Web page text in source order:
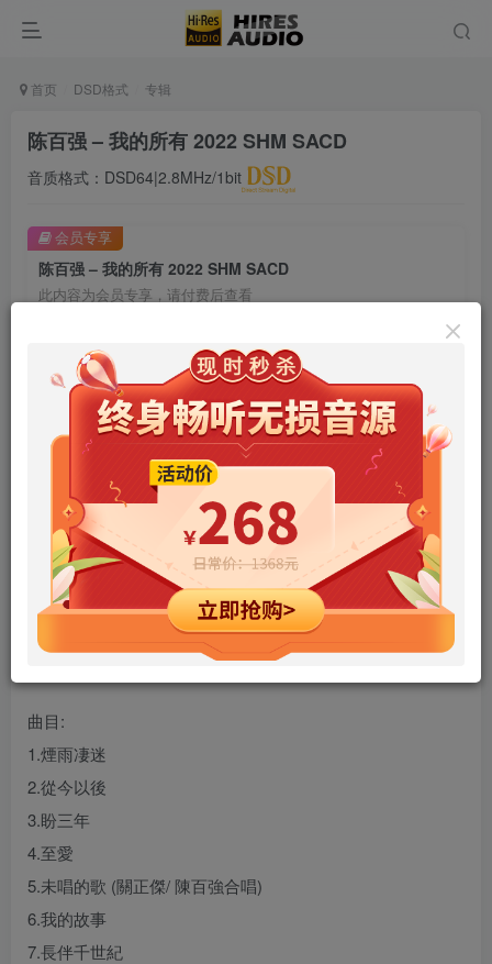
首页 DSD格式 专辑
陈百强 – 我的所有 2022 SHM SACD
音质格式：DSD64|2.8MHz/1bit
陈百强 – 我的所有 2022 SHM SACD
此内容为会员专享，请付费后查看
9.9 ￥99
年卡会员免费 永久会员免费
立即购买
您当前未登录！建议登陆后购买，可保存购买订单
会员专享
简介:
【紫爱百强】万众期待
8 款陈百强录音巨着 SHM-SACD
强势列阵 限量独立编号 原装封面、底式样
日本印制 终极声效 限量发行
曲目:
1.煙雨凄迷
2.從今以後
3.盼三年
4.至愛
5.未唱的歌 (關正傑/ 陳百強合唱)
6.我的故事
7.長伴千世紀